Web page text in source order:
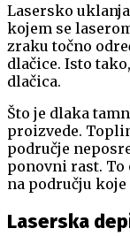
Lasersko
kojem se
zraku točno
dlačice. Isto
dlačica.
Što je dlaka
proizvede.
područje
ponovni rast. To
na području
Laserska